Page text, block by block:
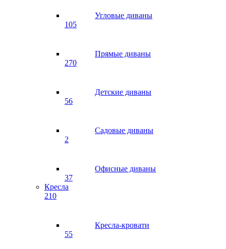
Угловые диваны
105
Прямые диваны
270
Детские диваны
56
Садовые диваны
2
Офисные диваны
37
Кресла
210
Кресла-кровати
55